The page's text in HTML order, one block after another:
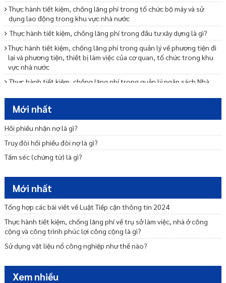
Thực hành tiết kiệm, chống lãng phí trong tổ chức bộ máy và sử
dụng lao động trong khu vực nhà nước
Thực hành tiết kiệm, chống lãng phí trong đầu tư xây dựng là gì?
Thực hành tiết kiệm, chống lãng phí trong quản lý về phương tiện đi
lại và phương tiện, thiết bị làm việc của cơ quan, tổ chức trong khu
vực nhà nước
Thực hành tiết kiệm, chống lãng phí trong quản lý ngân sách Nhà
Thực hành tiết kiệm, chống lãng phí trong việc ban hành, thực hiện
định mức, tiêu chuẩn, chế độ như thế nào?
Xử lý thông tin phát hiện lãng phí như thế nào?
Tại sao phải công khai về thực hành tiết kiệm, chống lãng phí?
Biện pháp tạm thời trong phòng, chống rửa tiền là gì?
Quyền tự do báo chí, quyền tự do ngôn luận trên báo chí của công
dân được quy định ra sao?
Mới nhất
Hối phiếu nhận nợ là gì?
Truy đòi hối phiếu đòi nợ là gì?
Tấm séc (chứng từ) là gì?
Mới nhất
Tổng hợp các bài viết về Luật Tiếp cận thông tin 2024
Thực hành tiết kiệm, chống lãng phí về trụ sở làm việc, nhà ở công
cộng và công trình phúc lợi công cộng là gì?
Sử dụng vật liệu nổ công nghiệp như thế nào?
Xem nhiều